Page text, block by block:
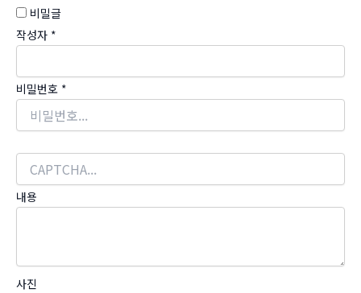
비밀글
작성자 *
비밀번호 *
내용
사진